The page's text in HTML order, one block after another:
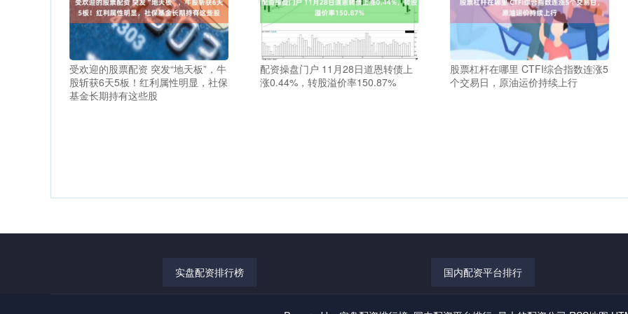
受欢迎的股票配资 突发“地天板”，牛
股斩获6天5板！红利属性明显，社保
基金长期持有这些股
配资操盘门户 11月28日道恩转债上
涨0.44%，转股溢价率150.87%
股票杠杆在哪里 CTFI综合指数连涨5
个交易日，原油运价持续上行
实盘配资排行榜 国内配资平台排行